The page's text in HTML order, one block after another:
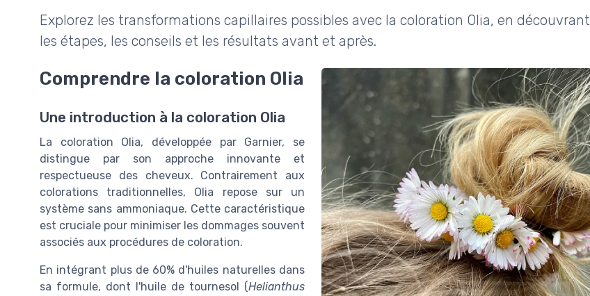
Explorez les transformations capillaires possibles avec la coloration Olia, en découvrant
les étapes, les conseils et les résultats avant et après.
Comprendre la coloration Olia
Une introduction à la coloration Olia
La coloration Olia, développée par Garnier, se
distingue par son approche innovante et
respectueuse des cheveux. Contrairement aux
colorations traditionnelles, Olia repose sur un
système sans ammoniaque. Cette caractéristique
est cruciale pour minimiser les dommages souvent
associés aux procédures de coloration.
En intégrant plus de 60% d'huiles naturelles dans
sa formule, dont l'huile de tournesol (Helianthus